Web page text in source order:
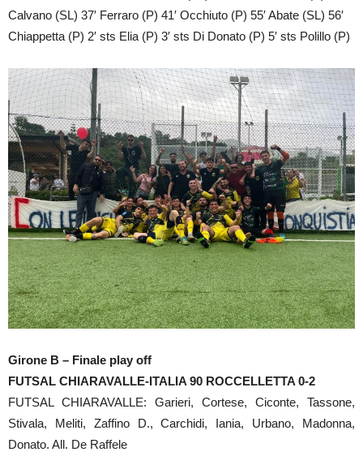
Calvano (SL) 37′ Ferraro (P) 41′ Occhiuto (P) 55′ Abate (SL) 56′
Chiappetta (P) 2′ sts Elia (P) 3′ sts Di Donato (P) 5′ sts Polillo (P)
Girone B – Finale play off
FUTSAL CHIARAVALLE-ITALIA 90 ROCCELLETTA 0-2
FUTSAL CHIARAVALLE: Garieri, Cortese, Ciconte, Tassone,
Stivala, Meliti, Zaffino D., Carchidi, Iania, Urbano, Madonna,
Donato. All. De Raffele